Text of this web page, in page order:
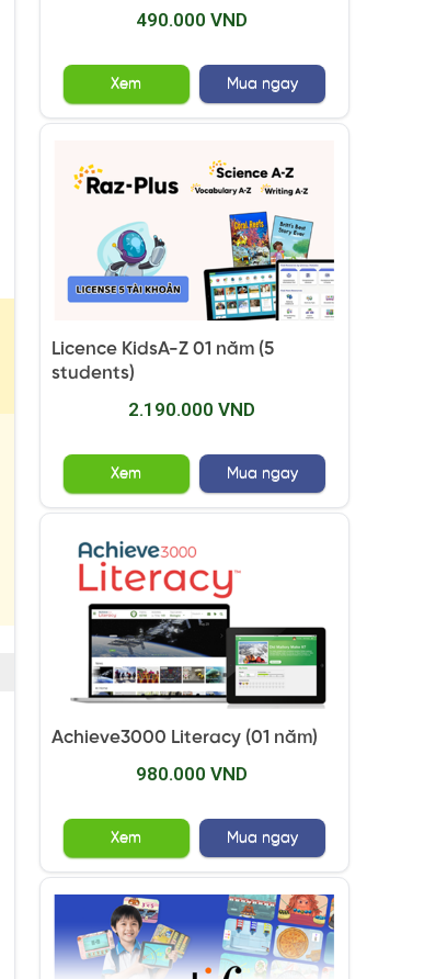
490.000 VND
Xem Mua ngay
Licence KidsA-Z 01 năm (5
students)
2.190.000 VND
Xem Mua ngay
Achieve3000 Literacy (01 năm)
980.000 VND
Xem Mua ngay